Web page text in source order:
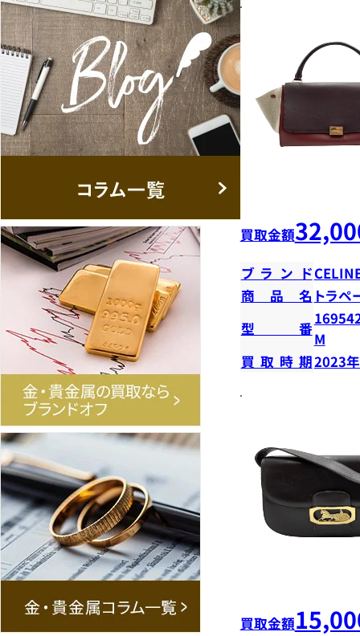
買取金額
ブランド
商品名 トラペ
型番
M
買取時期2023
買取金額